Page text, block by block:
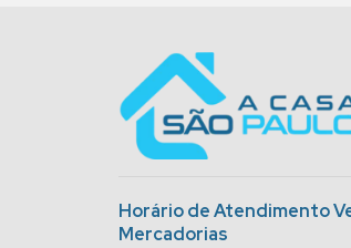
Horário de Atendimento
Mercadorias